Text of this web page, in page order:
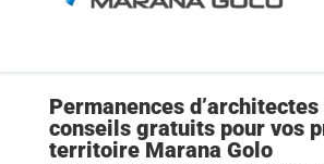
Permanences d’architectes
conseils gratuits pour vos
territoire Marana Golo